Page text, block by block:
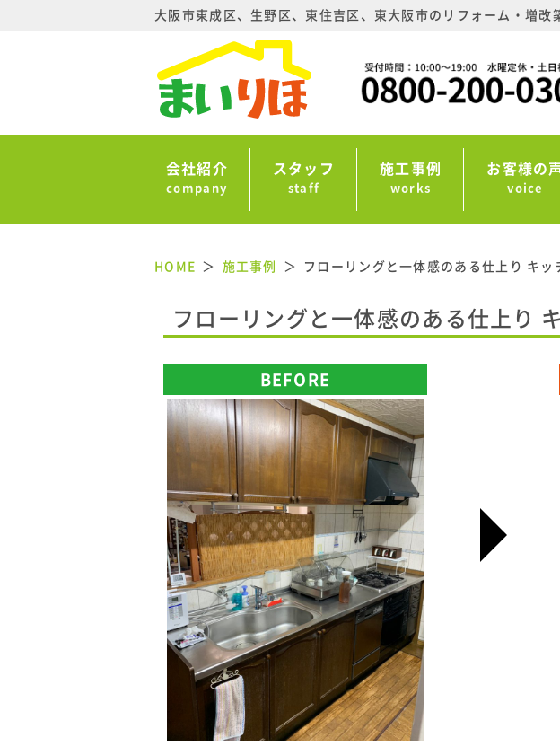
大阪市東成区、生野区、東住吉区、東大阪市のリフォーム・増改
会社紹介
company
スタッフ
staff
施工事例
works
お客様の
voice
HOME 施工事例 フローリングと一体感のある仕上り キ
フローリングと一体感のある仕上り
BEFORE